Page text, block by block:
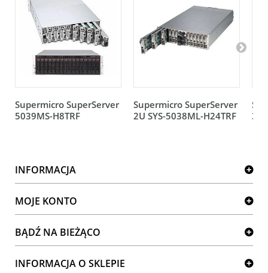
Supermicro SuperServer
5039MS-H8TRF
Supermicro SuperServer
2U SYS-5038ML-H24TRF
3U
INFORMACJA
MOJE KONTO
BĄDŹ NA BIEŻĄCO
INFORMACJA O SKLEPIE